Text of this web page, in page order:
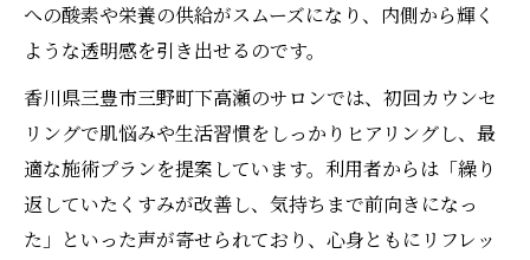
への酸素や栄養の供給がスムーズになり、内側から輝く
ような透明感を引き出せるのです。
香川県三豊市三野町下高瀬のサロンでは、初回カウンセ
リングで肌悩みや生活習慣をしっかりヒアリングし、最
適な施術プランを提案しています。利用者からは「繰り
返していたくすみが改善し、気持ちまで前向きになっ
た」といった声が寄せられており、心身ともにリフレッ